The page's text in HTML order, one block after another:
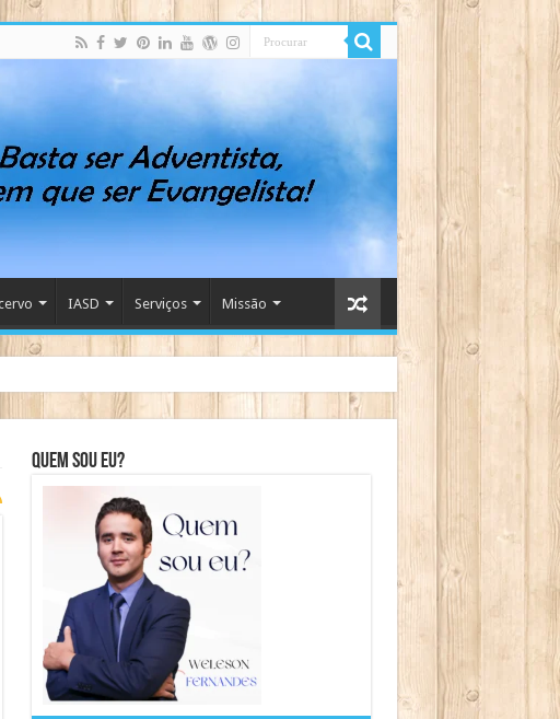
IASD Serviços Missão
Quem sou eu?